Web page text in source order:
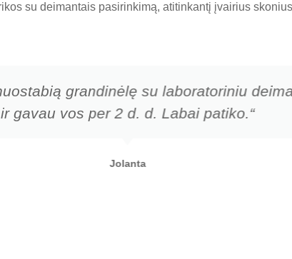
su deimantais pasirinkimą, atitinkantį įvairius
grandinėlę su laboratoriniu
ir gavau vos per 2 d. d. Labai patiko.“
Jolanta